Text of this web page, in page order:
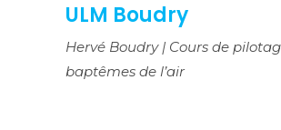
ULM Boudry
Hervé Boudry | Cours de
baptêmes de l’air